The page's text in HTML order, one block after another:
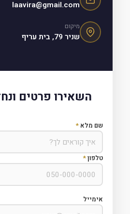
laavira@gmail.com
מיקום
שניר 79, בית עריף
השאירו פרטים
שם מלא *
טלפון*
אימייל